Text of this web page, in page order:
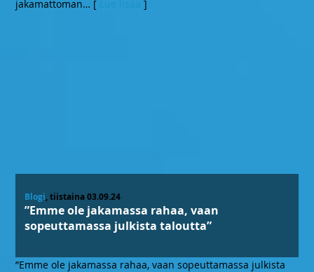
jakamattoman… [ ]
Blogi, tiistaina 03.09.24
”Emme ole jakamassa rahaa, vaan
sopeuttamassa julkista taloutta”
”Emme ole jakamassa rahaa, vaan sopeuttamassa julkista